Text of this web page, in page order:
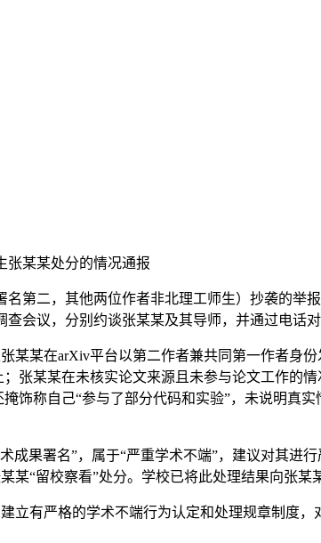
张某某处分的情况通报
第二，其他两位作者非北理工师生）抄袭的举
会议，分别约谈张某某及其导师，并通过电话
某在arXiv平台以第二作者兼共同第一作者身
某某在未核实论文来源且未参与论文工作的
饰称自己“参与了部分代码和实验”，未说明真
果署名”，属于“严重学术不端”，建议对其进
“留校察看”处分。学校已将此处理结果向张某
有严格的学术不端行为认定和处理规章制度